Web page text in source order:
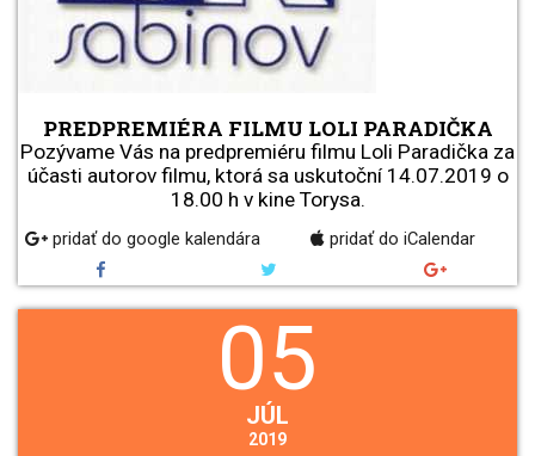
PREDPREMIÉRA FILMU LOLI PARADIČKA
Pozývame Vás na predpremiéru filmu Loli Paradička za
účasti autorov filmu, ktorá sa uskutoční 14.07.2019 o
18.00 h v kine Torysa.
pridať do google kalendára pridať do iCalendar
05
JÚL
2019